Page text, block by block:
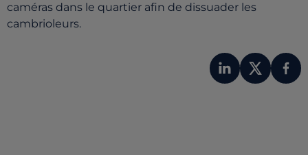
caméras dans le quartier afin de dissuader les
cambrioleurs.